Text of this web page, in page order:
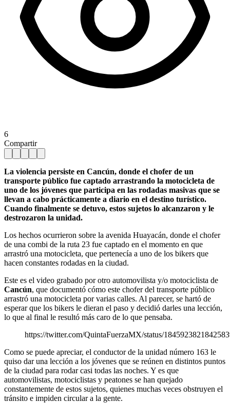
6
Compartir
La violencia persiste en Cancún, donde el chofer de un
transporte público fue captado arrastrando la motocicleta de
uno de los jóvenes que participa en las rodadas masivas que se
llevan a cabo prácticamente a diario en el destino turístico.
Cuando finalmente se detuvo, estos sujetos lo alcanzaron y le
destrozaron la unidad.
Los hechos ocurrieron sobre la avenida Huayacán, donde el chofer
de una combi de la ruta 23 fue captado en el momento en que
arrastró una motocicleta, que pertenecía a uno de los bikers que
hacen constantes rodadas en la ciudad.
Este es el video grabado por otro automovilista y/o motociclista de
Cancún, que documentó cómo este chofer del transporte público
arrastró una motocicleta por varias calles. Al parecer, se hartó de
esperar que los bikers le dieran el paso y decidió darles una lección,
lo que al final le resultó más caro de lo que pensaba.
https://twitter.com/QuintaFuerzaMX/status/
Como se puede apreciar, el conductor de la unidad número 163 le
quiso dar una lección a los jóvenes que se reúnen en distintos puntos
de la ciudad para rodar casi todas las noches. Y es que
automovilistas, motociclistas y peatones se han quejado
constantemente de estos sujetos, quienes muchas veces obstruyen el
tránsito e impiden circular a la gente.